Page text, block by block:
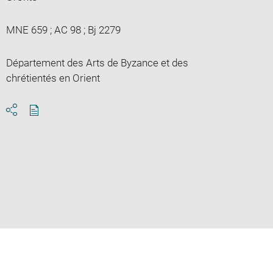
MNE 659 ; AC 98 ; Bj 2279
Département des Arts de Byzance et des
chrétientés en Orient